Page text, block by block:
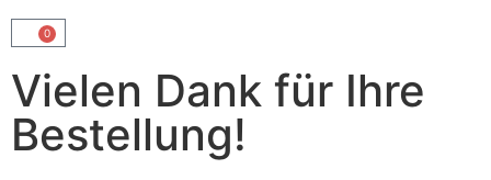
0
Vielen Dank für Ihre
Bestellung!